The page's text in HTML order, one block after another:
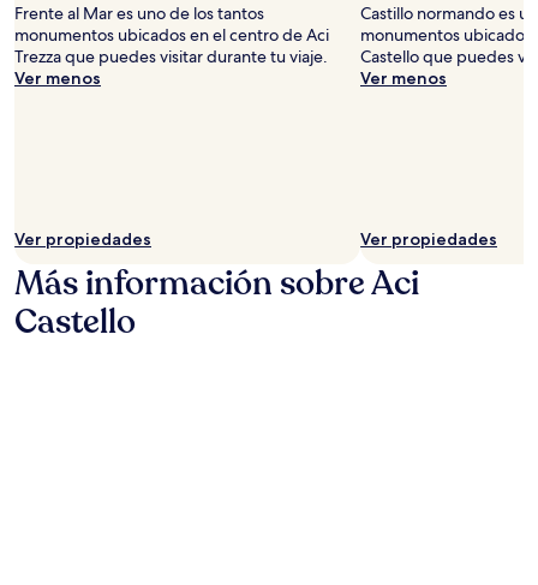
Frente al Mar es uno de los tantos
monumentos ubicados en el centro de Aci
Trezza que puedes visitar durante tu viaje.
Ver menos
Ver propiedades
Castillo normando es
monumentos ubicados
Castello que puedes
Ver menos
Ver propiedades
Más información sobre Aci
Castello